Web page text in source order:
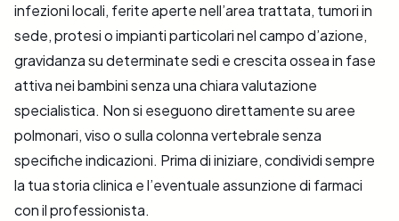
infezioni locali, ferite aperte nell’area trattata, tumori in
sede, protesi o impianti particolari nel campo d’azione,
gravidanza su determinate sedi e crescita ossea in fase
attiva nei bambini senza una chiara valutazione
specialistica. Non si eseguono direttamente su aree
polmonari, viso o sulla colonna vertebrale senza
specifiche indicazioni. Prima di iniziare, condividi sempre
la tua storia clinica e l’eventuale assunzione di farmaci
con il professionista.